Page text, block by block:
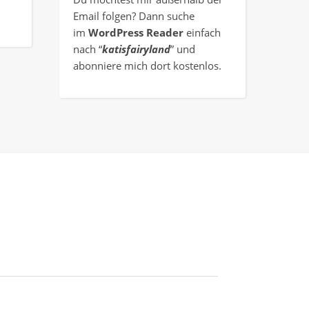
Email folgen? Dann suche
im WordPress Reader einfach
nach “katisfairyland” und
abonniere mich dort kostenlos.